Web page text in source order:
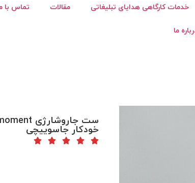
خدمات کارگاهی هدایای تبلیغاتی مقالات
تماس با
ما
خودکار جاسوییچی